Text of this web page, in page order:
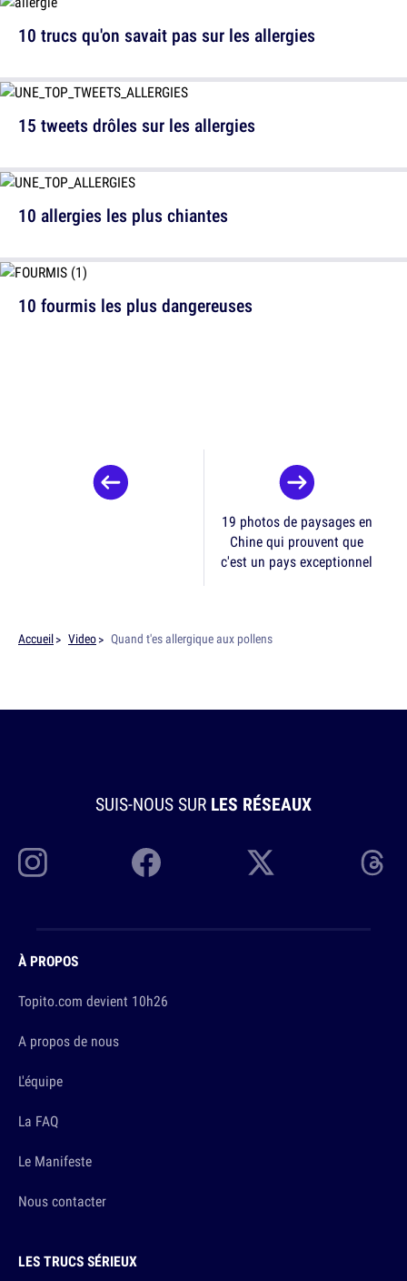
15 tweets drôles sur les allergies
10 fourmis les plus dangereuses
10 trucs qu'on savait pas sur les allergies
10 allergies les plus chiantes
19 photos de paysages en
Chine qui prouvent que
c'est un pays exceptionnel
Accueil Video Quand t'es allergique aux pollens
SUIS-NOUS SUR LES RÉSEAUX
À PROPOS
Topito.com devient 10h26
A propos de nous
L'équipe
La FAQ
Le Manifeste
Nous contacter
LES TRUCS SÉRIEUX